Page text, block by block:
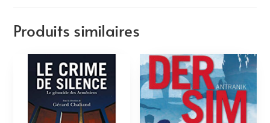
Produits similaires